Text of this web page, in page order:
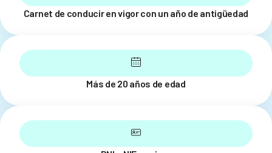
Carnet de conducir en vigor con un año de antigüedad
Más de 20 años de edad